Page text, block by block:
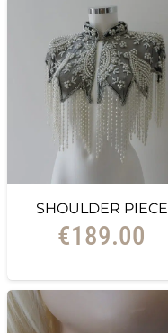
SHOULDER PIECE
€189.00